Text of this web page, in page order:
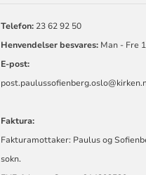
Telefon: 23 62 92 50
Henvendelser besvares: Man - Fre
E-post:
post.
Faktura:
Fakturamottaker: Paulus og
sokn.